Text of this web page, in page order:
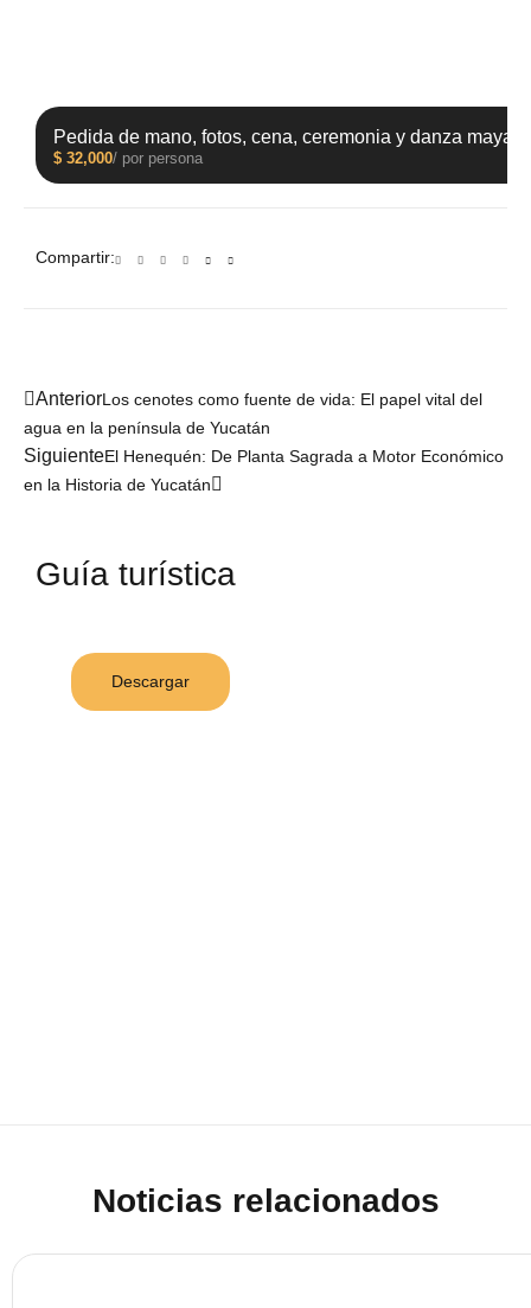
Pedida de mano, fotos, cena, ceremonia y danza maya.
$ 32,000/ por persona
Compartir:
AnteriorLos cenotes como fuente de vida: El papel vital del
agua en la península de Yucatán
SiguienteEl Henequén: De Planta Sagrada a Motor Económico
en la Historia de Yucatán
Guía turística
Descargar
Noticias relacionados